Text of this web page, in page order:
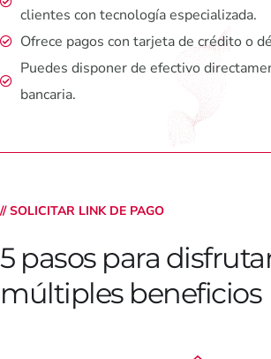
clientes con tecnología especializada.
Ofrece pagos con tarjeta de crédito o
Puedes disponer de efectivo
bancaria.
// SOLICITAR LINK DE PAGO
5 pasos para
múltiples beneficios